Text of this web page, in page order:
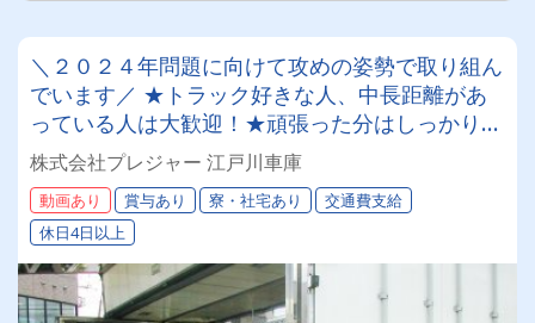
＼２０２４年問題に向けて攻めの姿勢で取り組ん
でいます／ ★トラック好きな人、中長距離があ
っている人は大歓迎！★頑張った分はしっかりお
給与に反映！！ 免許取得支援制度もございま
す！月収４０万円以上可♪
株式会社プレジャー 江戸川車庫
動画あり 賞与あり 寮・社宅あり
交通費支給
休日4日以上